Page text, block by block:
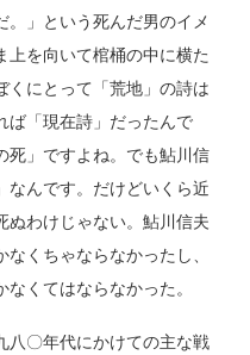
。」という死んだ男のイメ
上を向いて棺桶の中に横た
くにとって「荒地」の詩は
ば「現在詩」だったんで
死」ですよね。でも鮎川信
なんです。だけどいくら近
ぬわけじゃない。鮎川信夫
くちゃならなかったし、
くてはならなかった。
〇年代にかけての主な戦